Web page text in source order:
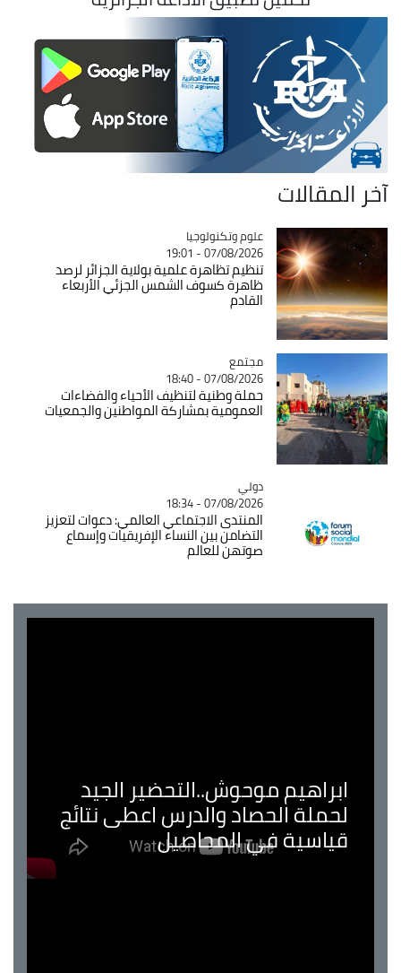
آخر المقالات
Catégorie
علوم وتكنولوجيا
07/08/2026 - 19:01
تنظيم تظاهرة علمية بولاية الجزائر لرصد
ظاهرة كسوف الشمس الجزئي الأربعاء
القادم
Catégorie
مجتمع
07/08/2026 - 18:40
حملة وطنية لتنظيف الأحياء والفضاءات
العمومية بمشاركة المواطنين والجمعيات
Catégorie
دولي
07/08/2026 - 18:34
المنتدى الاجتماعي العالمي: دعوات لتعزيز
التضامن بين النساء الإفريقيات وإسماع
صوتهن للعالم
ابراهيم موحوش..التحضير الجيد
لحملة الحصاد والدرس اعطى نتائج
قياسية في المحاصيل